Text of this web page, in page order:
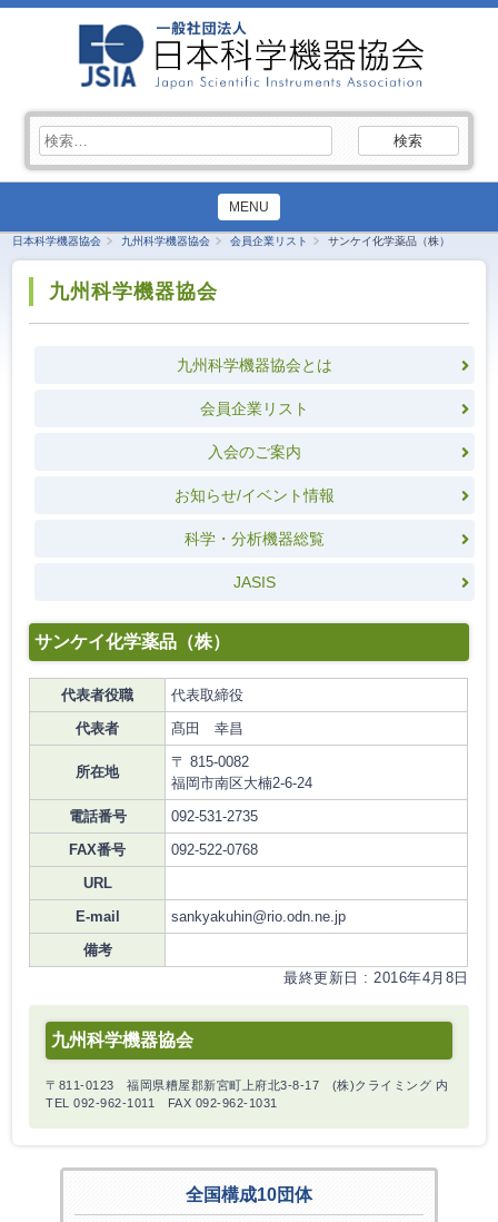
索:
MENU
日本科学機器協会 九州科学機器協会 会員企業リスト サンケイ化学薬品（株）
九州科学機器協会
九州科学機器協会とは
会員企業リスト
入会のご案内
お知らせ/イベント情報
科学・分析機器総覧
JASIS
サンケイ化学薬品（株）
代表者役職
代表取締役
代表者
髙田 幸昌
所在地
〒 815-0082
福岡市南区大楠2-6-24
電話番号
092-531-2735
FAX番号
092-522-0768
URL
E-mail
sankyakuhin@rio.odn.ne.jp
備考
最終更新日 : 2016年4月8日
九州科学機器協会
〒811-0123 福岡県糟屋郡新宮町上府北3-8-17 (株)クライミング 内
TEL 092-962-1011 FAX 092-962-1031
全国構成10団体